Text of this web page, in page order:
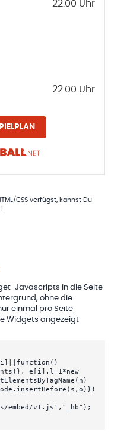
22:00 Uhr
22:00 Uhr
CSS verfügst, kannst Du
Javascripts in die Seite
ohne die
einmal pro Seite
Widgets angezeigt
e[i].l=1*new
embed/v1.js',"_hb");